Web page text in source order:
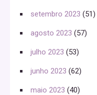
setembro 2023 (51)
agosto 2023 (57)
julho 2023 (53)
junho 2023 (62)
maio 2023 (40)